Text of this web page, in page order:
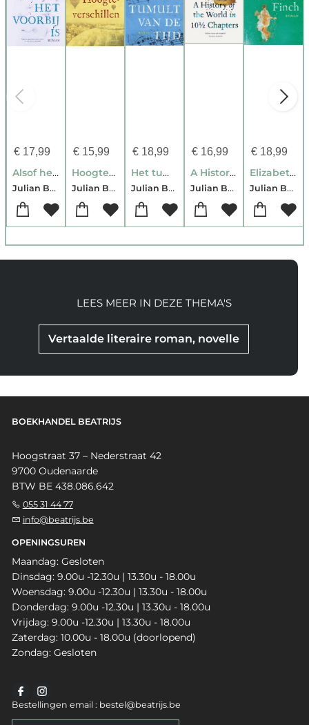
€17,99
Alsof het voorbij is
Julian Barnes
€15,99
Hoogteverschillen
Julian Barnes
€ 18,99
Het tumult van de tijd
Julian Barnes-Ronald Vlek
€ 16,99
A History of the World in 10 1/2 Chapters
Julian Barnes
€ 18,99
Elizabeth Finch
Julian Barnes
Vertaalde literaire roman, novelle
LEES MEER IN DEZE THEMA'S
BOEKHANDEL BEATRIJS
Hoogstraat 37 – Nederstraat 42
9700 Oudenaarde
BTW BE 438.086.642
055 31 44 77
info@beatrijs.be
OPENINGSUREN
Maandag: Gesloten
Dinsdag: 9.00u -12.30u | 13.30u - 18.00u
Woensdag: 9.00u -12.30u | 13.30u - 18.00u
Donderdag: 9.00u -12.30u | 13.30u - 18.00u
Vrijdag: 9.00u -12.30u | 13.30u - 18.00u
Zaterdag: 10.00u - 18.00u (doorlopend)
Zondag: Gesloten
Bestellingen email : bestel@beatrijs.be